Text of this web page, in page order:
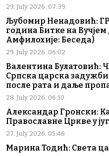
29. July 2026. 07:39
Љубомир Ненадовић:
година Битке на
Амфилохије: Беседа)
29. July 2026. 06:02
Валентина Булатовић:
Српска царска
после рата и даље
28. July 2026. 06:10
Александар Гронски:
Православне Цркве у
27. July 2026. 05:46
Марина Тодић: Света